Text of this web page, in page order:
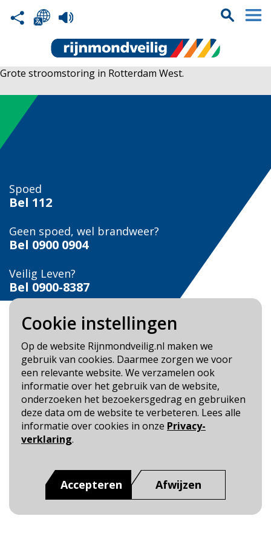
Cookie instellingen
Op de website Rijnmondveilig.nl maken we
gebruik van cookies. Daarmee zorgen we voor
een relevante website. We verzamelen ook
informatie over het gebruik van de website,
onderzoeken het bezoekersgedrag en gebruiken
deze data om de website te verbeteren. Lees alle
informatie over cookies in onze Privacy-
verklaring.
Accepteren Afwijzen
Grote stroomstoring in Rotterdam West.
Spoed
Bel 112
Geen spoed, wel brandweer?
Bel 0900 0904
Veilig Leven?
Bel 0900-8387
Blijf op de hoogte
Cookie- en Privacybeleid
Toegankelijkheid
Dit is een website van